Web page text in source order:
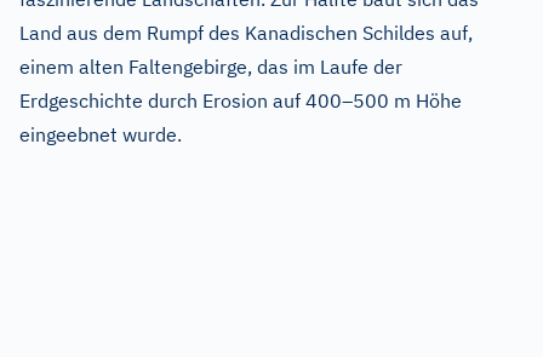
Land aus dem Rumpf des Kanadischen Schildes auf,
einem alten Faltengebirge, das im Laufe der
Erdgeschichte durch Erosion auf 400–500 m Höhe
eingeebnet wurde.